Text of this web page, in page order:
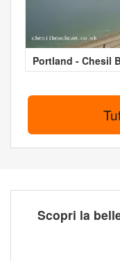
Portland - Chesil
Scopri la